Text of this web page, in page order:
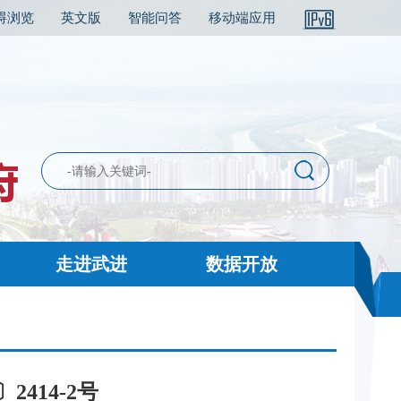
浏览 英文版 智能问答 移动端应用
走进武进 数据开放
2414-2号